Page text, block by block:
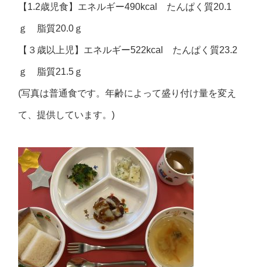
【1.2歳児食】エネルギー490kcal たんぱく質20.1
ｇ 脂質20.0ｇ
【３歳以上児】エネルギー522kcal たんぱく質23.2
ｇ 脂質21.5ｇ
(写真は普通食です。年齢によって盛り付け量を変え
て、提供しています。)